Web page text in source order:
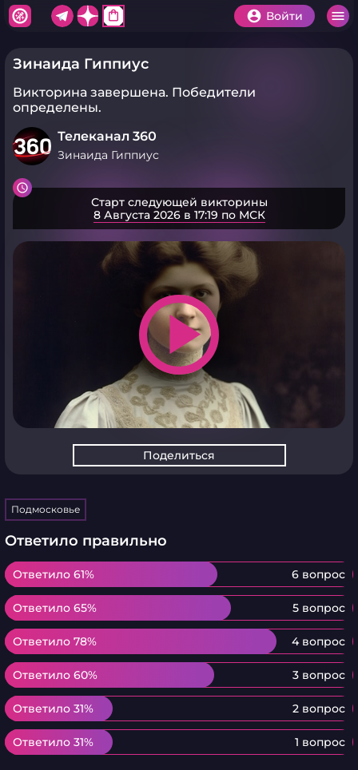
shopping_bag Войти
Зинаида Гиппиус
Викторина завершена. Победители
определены.
Телеканал 360
Зинаида Гиппиус
Старт следующей викторины
8 Августа 2026 в 17:19 по МСК
play_arrow
Поделиться
Подмосковье
Ответило правильно
Ответило 61% 6 вопрос
Ответило 61%
Ответило 65% 5 вопрос
Ответило 65%
Ответило 78% 4 вопрос
Ответило 78%
Ответило 60% 3 вопрос
Ответило 60%
Ответило 31% 2 вопрос
Ответило 31%
Ответило 31% 1 вопрос
Ответило 31%